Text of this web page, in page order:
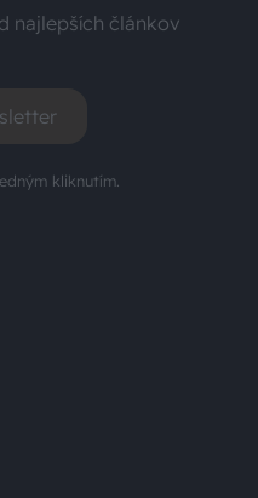
najlepších článkov
kliknutím.